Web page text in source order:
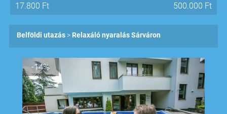
17.800 Ft 500.000 Ft
Belföldi utazás Relaxáló nyaralás Sárváron
-14%